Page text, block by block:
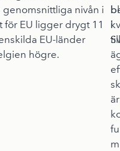
nivån i
för EU ligger drygt 11
EU-länder
högre.
i
till
är